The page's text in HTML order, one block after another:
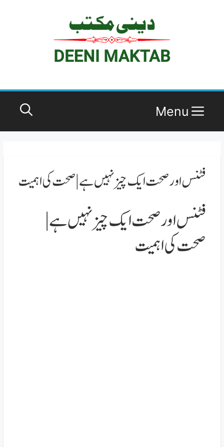
Menu
فٹنس اور صحت ایک چیز نہیں ہے | صحت کی اہمیت
فٹنس اور صحت ایک چیز نہیں ہے |
صحت کی اہمیت